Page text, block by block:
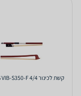
קשת לכינור 4/4 LE MANS VIB-S350-F